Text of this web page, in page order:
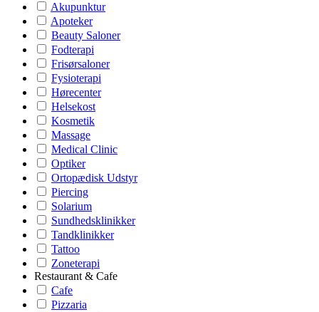
Akupunktur
Apoteker
Beauty Saloner
Fodterapi
Frisørsaloner
Fysioterapi
Hørecenter
Helsekost
Kosmetik
Massage
Medical Clinic
Optiker
Ortopædisk Udstyr
Piercing
Solarium
Sundhedsklinikker
Tandklinikker
Tattoo
Zoneterapi
Restaurant & Cafe
Cafe
Pizzaria